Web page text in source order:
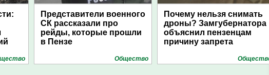
Представители военного
СК рассказали про
рейды, которые прошли
в Пензе
Общество
Почему нельзя снимать
дроны? Замгубернатора
объяснил пензенцам
причину запрета